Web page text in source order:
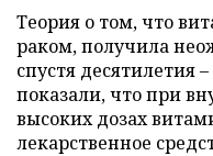
Теория о том, что
раком, получила
спустя десятилетия
показали, что при
высоких дозах
лекарственное